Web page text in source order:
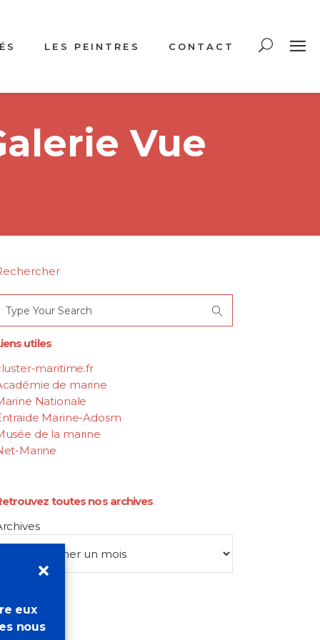
eux
nous
LES PEINTRES CONTACT
Vue
for:
utiles
maritime.fr
de marine
Nationale
Marine-Adosm
de la marine
Marine
toutes nos archives